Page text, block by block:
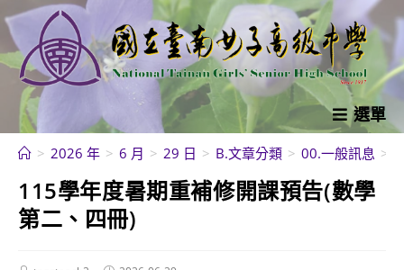
跳
轉
至
內
選單
> 2026 年 > 6 月 > 29 日 > B.文章分類 > 00.一般訊息 >
115學年度暑期重補修開課預告(數學
第二、四冊)